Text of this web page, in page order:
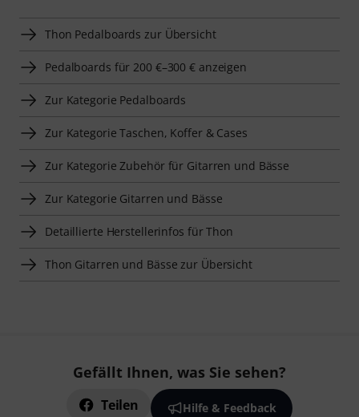
Thon Pedalboards zur Übersicht
Pedalboards für 200 €–300 € anzeigen
Zur Kategorie Pedalboards
Zur Kategorie Taschen, Koffer & Cases
Zur Kategorie Zubehör für Gitarren und Bässe
Zur Kategorie Gitarren und Bässe
Detaillierte Herstellerinfos für Thon
Thon Gitarren und Bässe zur Übersicht
Gefällt Ihnen, was Sie sehen?
Teilen Hilfe & Feedback